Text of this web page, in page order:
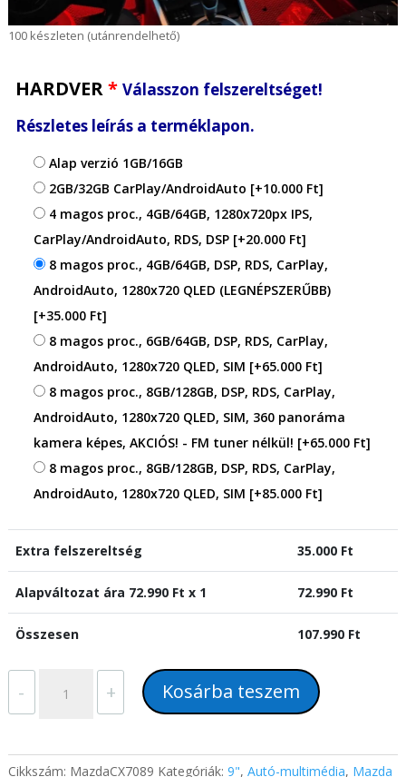
100 készleten (utánrendelhető)
HARDVER* Válasszon felszereltséget!
Részletes leírás a terméklapon.
Alap verzió 1GB/16GB
2GB/32GB CarPlay/AndroidAuto [+10.000 Ft]
4 magos proc., 4GB/64GB, 1280x720px IPS,
CarPlay/AndroidAuto, RDS, DSP [+20.000 Ft]
8 magos proc., 4GB/64GB, DSP, RDS, CarPlay,
AndroidAuto, 1280x720 QLED (LEGNÉPSZERŰBB)
[+35.000 Ft]
8 magos proc., 6GB/64GB, DSP, RDS, CarPlay,
AndroidAuto, 1280x720 QLED, SIM [+65.000 Ft]
8 magos proc., 8GB/128GB, DSP, RDS, CarPlay,
AndroidAuto, 1280x720 QLED, SIM, 360 panoráma
kamera képes, AKCIÓS! - FM tuner nélkül! [+65.000 Ft]
8 magos proc., 8GB/128GB, DSP, RDS, CarPlay,
AndroidAuto, 1280x720 QLED, SIM [+85.000 Ft]
Extra felszereltség 35.000 Ft
Alapváltozat ára 72.990 Ft x 1 72.990 Ft
Összesen 107.990 Ft
-
9"-
+ Kosárba teszem
Cikkszám: MazdaCX7089 Kategóriák: 9", Autó-multimédia, Mazda